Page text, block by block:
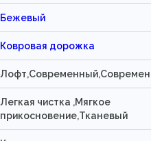
Бежевый
Ковровая дорожка
Легкая чистка ,Мягкое
прикосновение,Тканевый